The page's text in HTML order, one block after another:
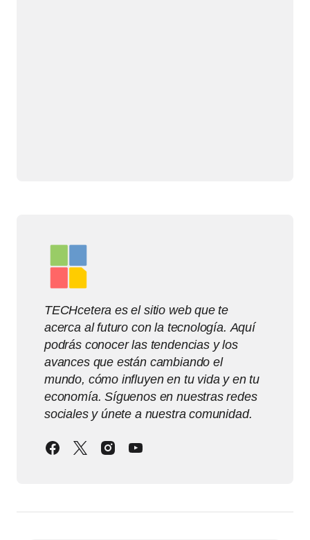
TECHcetera es el sitio web que te
acerca al futuro con la tecnología. Aquí
podrás conocer las tendencias y los
avances que están cambiando el
mundo, cómo influyen en tu vida y en tu
economía. Síguenos en nuestras redes
sociales y únete a nuestra comunidad.